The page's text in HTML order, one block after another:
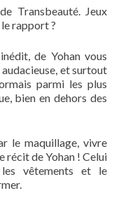
Transbeauté. Jeux
rapport ?
de Yohan vous
et surtout
parmi les plus
bien en dehors des
le maquillage, vivre
récit de Yohan ! Celui
vêtements et le